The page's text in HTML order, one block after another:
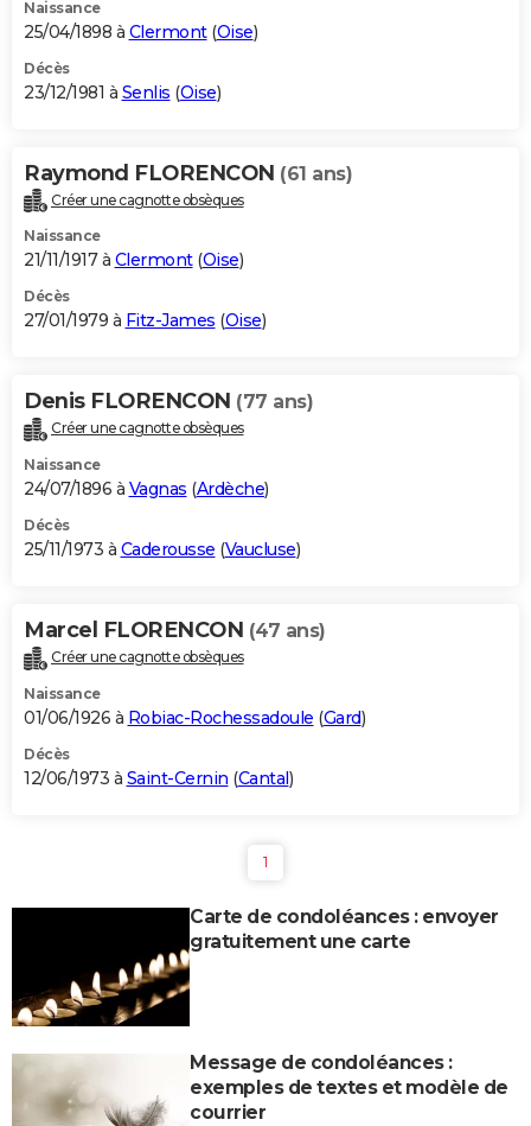
Naissance
25/04/1898 à Clermont(Oise)
Décès
23/12/1981 à Senlis (Oise)
Raymond FLORENCON (61 ans)
Créer une cagnotte obsèques
Naissance
21/11/1917 à Clermont(Oise)
Décès
27/01/1979 à Fitz-James (Oise)
Denis FLORENCON (77 ans)
Créer une cagnotte obsèques
Naissance
24/07/1896 à Vagnas (Ardèche)
Décès
25/11/1973 à Caderousse (Vaucluse)
Marcel FLORENCON (47 ans)
Créer une cagnotte obsèques
Naissance
01/06/1926 à Robiac-Rochessadoule (Gard)
Décès
12/06/1973 à Saint-Cernin (Cantal)
1
Carte de condoléances : envoyer
gratuitement une carte
Message de condoléances :
exemples de textes et modèle de
courrier